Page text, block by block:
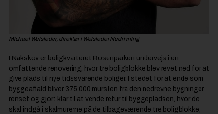
Michael Weisleder, direktør i Weisleder Nedrivning
I Nakskov er boligkvarteret Rosenparken undervejs i en
omfattende renovering, hvor tre boligblokke blev revet ned for at
give plads til nye tidssvarende boliger. I stedet for at ende som
byggeaffald bliver 375.000 mursten fra den nedrevne bygninger
renset og gjort klar til at vende retur til byggepladsen, hvor de
skal indgå i skalmurerne på de tilbageværende tre boligblokke,